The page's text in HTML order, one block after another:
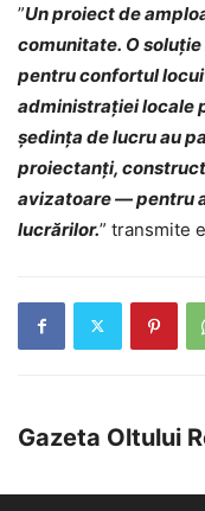
”Un proiect de
comunitate. O
pentru confortul
administrației locale
ședința de lucru au
proiectanți,
avizatoare — pentru
lucrărilor.” transmite
Gazeta Oltului